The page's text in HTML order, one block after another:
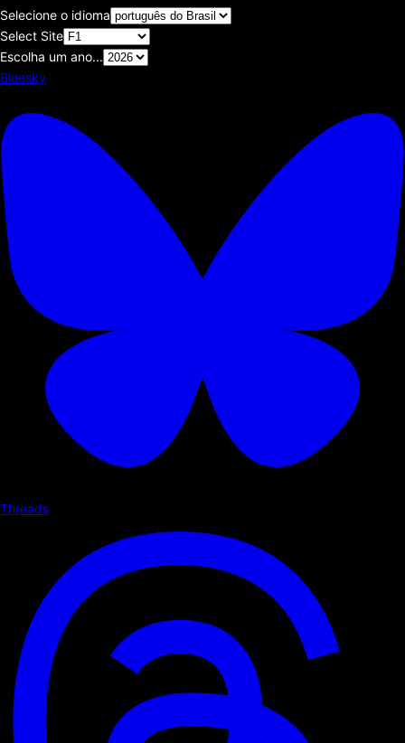
Selecione o idioma
Select Site
Escolha um ano...
Bluesky
Threads